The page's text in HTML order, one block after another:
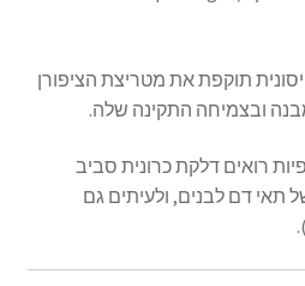
תוקפת את מטריצת הציפורן
ובצמיחה התקינה שלה.
רואים דלקת כרונית סביב
תאי דם לבנים, ולעיתים גם